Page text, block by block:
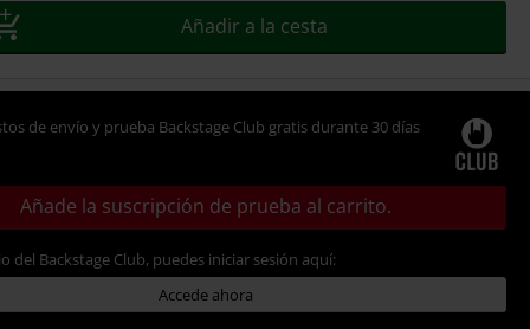
Añadir a la cesta
de envío y prueba Backstage Club gratis durante 30 días
Añade la suscripción de prueba al carrito.
del Backstage Club, puedes iniciar sesión aquí:
Accede ahora